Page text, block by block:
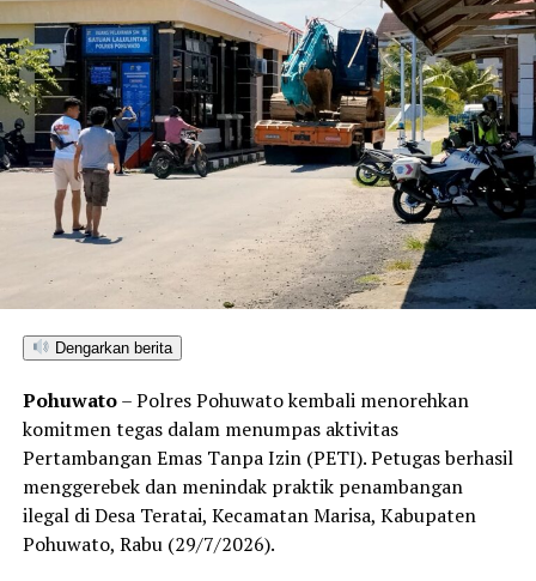
membuat laporan resmi di SPKT Polresta Gorontalo
Kota.
Menindaklanjuti laporan korban, Tim URC Jatanras
bergerak cepat melakukan penyelidikan hingga berhasil
mendeteksi keberadaan pelaku dan melakukan
penangkapan tanpa perlawanan. Saat ini pelaku beserta
barang bukti telah diamankan di Mako Polresta
Gorontalo Kota guna menjalani proses hukum lebih
lanjut.
Dengarkan berita
Pohuwato– Polres Pohuwato kembali menorehkan
komitmen tegas dalam menumpas aktivitas
Pertambangan Emas Tanpa Izin (PETI). Petugas berhasil
menggerebek dan menindak praktik penambangan
ilegal di Desa Teratai, Kecamatan Marisa, Kabupaten
Pohuwato, Rabu (29/7/2026).